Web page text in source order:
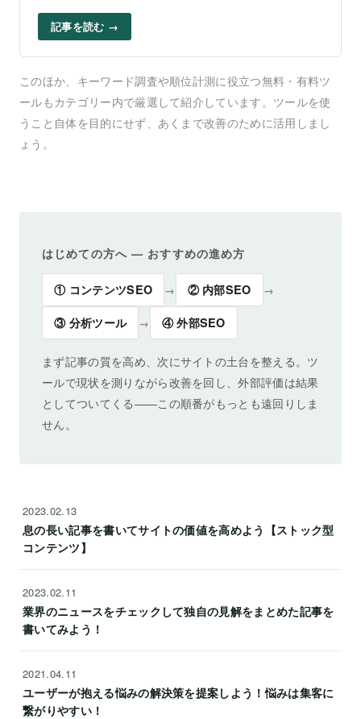
記事を読む →
このほか、キーワード調査や順位計測に役立つ無料・有料ツ
ールもカテゴリー内で厳選して紹介しています。ツールを使
うこと自体を目的にせず、あくまで改善のために活用しまし
ょう。
はじめての方へ — おすすめの進め方
① コンテンツSEO → ② 内部SEO →
③ 分析ツール → ④ 外部SEO
まず記事の質を高め、次にサイトの土台を整える。ツ
ールで現状を測りながら改善を回し、外部評価は結果
としてついてくる——この順番がもっとも遠回りしま
せん。
2023.02.13
息の長い記事を書いてサイトの価値を高めよう【ストック型
コンテンツ】
2023.02.11
業界のニュースをチェックして独自の見解をまとめた記事を
書いてみよう！
2021.04.11
ユーザーが抱える悩みの解決策を提案しよう！悩みは集客に
繋がりやすい！